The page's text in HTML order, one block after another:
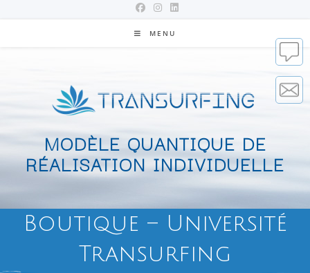
MENU
MODÈLE QUANTIQUE DE
RÉALISATION INDIVIDUELLE
Boutique – Université
Transurfing